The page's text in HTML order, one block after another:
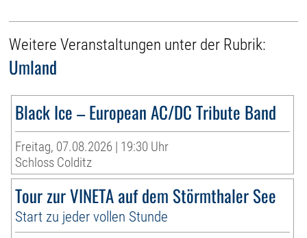
Weitere Veranstaltungen unter der Rubrik:
Umland
Black Ice – European AC/DC Tribute Band
Freitag, 07.08.2026 | 19:30 Uhr
Schloss Colditz
Tour zur VINETA auf dem Störmthaler See
Start zu jeder vollen Stunde